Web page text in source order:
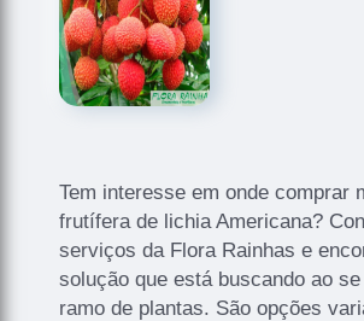
Tem interesse em onde comprar
frutífera de lichia Americana?
serviços da Flora Rainhas e
solução que está buscando ao
ramo de plantas. São opções